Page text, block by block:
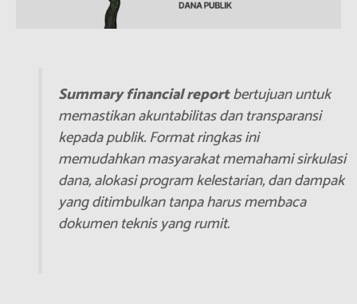
Summary financial reportbertujuan untuk
memastikan akuntabilitas dan transparansi
kepada publik. Format ringkas ini
memudahkan masyarakat memahami sirkulasi
dana, alokasi program kelestarian, dan dampak
yang ditimbulkan tanpa harus membaca
dokumen teknis yang rumit.